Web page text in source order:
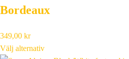
Bordeaux
349,00 kr
Välj alternativ